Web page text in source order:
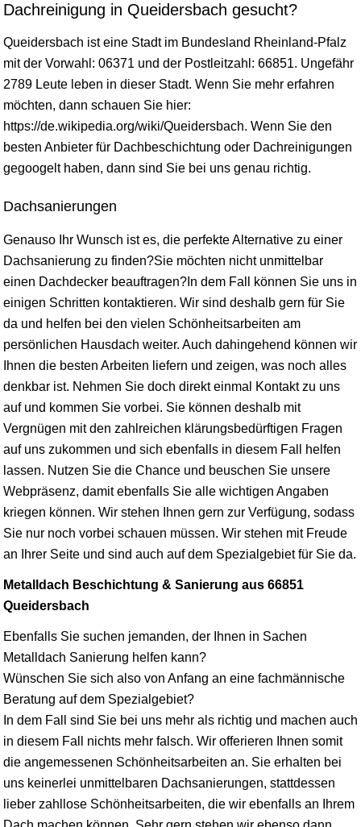
Dachreinigung in Queidersbach gesucht?
Queidersbach ist eine Stadt im Bundesland Rheinland-Pfalz
mit der Vorwahl: 06371 und der Postleitzahl: 66851. Ungefähr
2789 Leute leben in dieser Stadt. Wenn Sie mehr erfahren
möchten, dann schauen Sie hier:
https://de.wikipedia.org/wiki/Queidersbach. Wenn Sie den
besten Anbieter für Dachbeschichtung oder Dachreinigungen
gegoogelt haben, dann sind Sie bei uns genau richtig.
Dachsanierungen
Genauso Ihr Wunsch ist es, die perfekte Alternative zu einer
Dachsanierung zu finden?Sie möchten nicht unmittelbar
einen Dachdecker beauftragen?In dem Fall können Sie uns in
einigen Schritten kontaktieren. Wir sind deshalb gern für Sie
da und helfen bei den vielen Schönheitsarbeiten am
persönlichen Hausdach weiter. Auch dahingehend können wir
Ihnen die besten Arbeiten liefern und zeigen, was noch alles
denkbar ist. Nehmen Sie doch direkt einmal Kontakt zu uns
auf und kommen Sie vorbei. Sie können deshalb mit
Vergnügen mit den zahlreichen klärungsbedürftigen Fragen
auf uns zukommen und sich ebenfalls in diesem Fall helfen
lassen. Nutzen Sie die Chance und beuschen Sie unsere
Webpräsenz, damit ebenfalls Sie alle wichtigen Angaben
kriegen können. Wir stehen Ihnen gern zur Verfügung, sodass
Sie nur noch vorbei schauen müssen. Wir stehen mit Freude
an Ihrer Seite und sind auch auf dem Spezialgebiet für Sie da.
Metalldach Beschichtung & Sanierung aus 66851
Queidersbach
Ebenfalls Sie suchen jemanden, der Ihnen in Sachen
Metalldach Sanierung helfen kann?
Wünschen Sie sich also von Anfang an eine fachmännische
Beratung auf dem Spezialgebiet?
In dem Fall sind Sie bei uns mehr als richtig und machen auch
in diesem Fall nichts mehr falsch. Wir offerieren Ihnen somit
die angemessenen Schönheitsarbeiten an. Sie erhalten bei
uns keinerlei unmittelbaren Dachsanierungen, stattdessen
lieber zahllose Schönheitsarbeiten, die wir ebenfalls an Ihrem